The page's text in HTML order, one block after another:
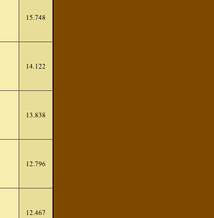
15.748
14.122
13.838
12.796
12.467